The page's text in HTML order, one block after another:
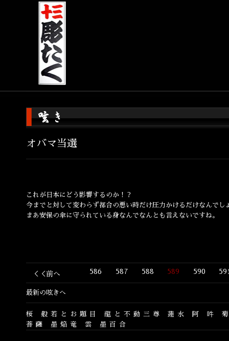
オバマ当選
これが日本にどう影響するのか！？
今までと対して変わらず都合の悪い時だけ圧力かけるだけなんでし
まあ安保の傘に守られている身なんでなんとも言えないですね。
＜＜前へ 586 587 588 589 590
最新の呟きへ
桜 般若とお題目 龍と不動三尊 蓮水 阿 吽
菩薩
墨焔竜 雲 墨百合